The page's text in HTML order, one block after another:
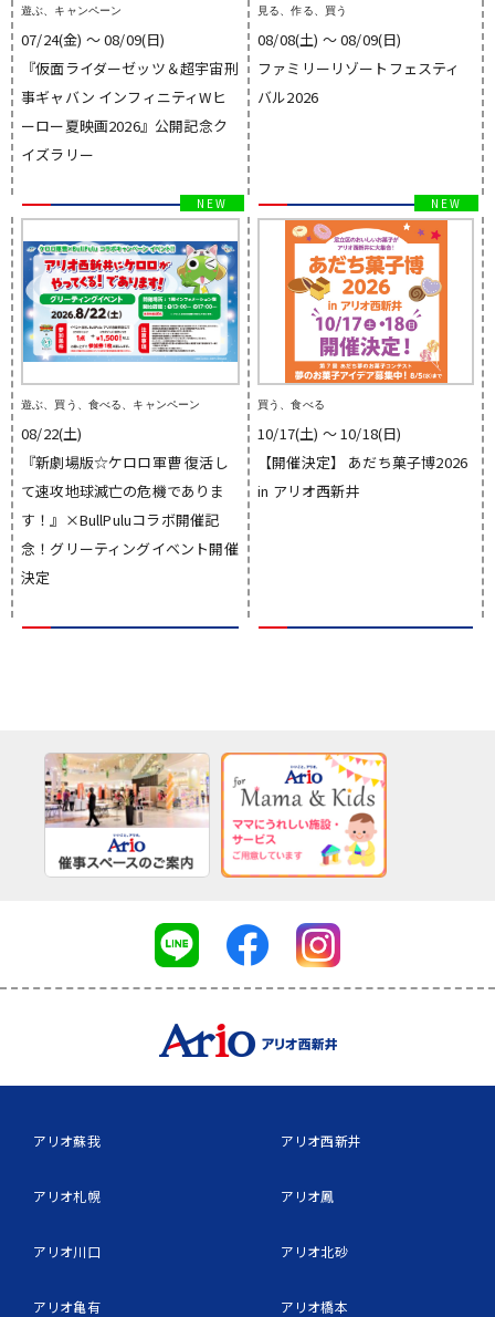
遊ぶ、キャンペーン
07/24(金) 〜 08/09(日)
『仮面ライダーゼッツ＆超宇宙刑
事ギャバン インフィニティWヒ
ーロー夏映画2026』公開記念ク
イズラリー
見る、作る、買う
08/08(土) 〜 08/09(日)
ファミリーリゾートフェスティ
バル2026
遊ぶ、買う、食べる、キャンペーン
08/22(土)
『新劇場版☆ケロロ軍曹 復活し
て速攻地球滅亡の危機でありま
す！』×BullPuluコラボ開催記
念！グリーティングイベント開催
決定
買う、食べる
10/17(土) 〜 10/18(日)
【開催決定】 あだち菓子博2026
in アリオ西新井
アリオ蘇我
アリオ札幌
アリオ川口
アリオ亀有
アリオ西新井
アリオ鳳
アリオ北砂
アリオ橋本